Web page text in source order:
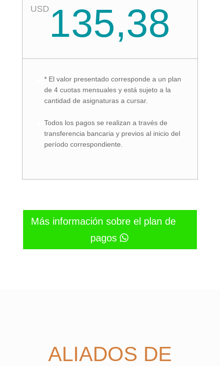
USD 135,38
* El valor presentado corresponde a un plan
de 4 cuotas mensuales y está sujeto a la
cantidad de asignaturas a cursar.
Todos los pagos se realizan a través de
transferencia bancaria y previos al inicio del
período correspondiente.
Más información sobre el plan de
pagos
ALIADOS DE